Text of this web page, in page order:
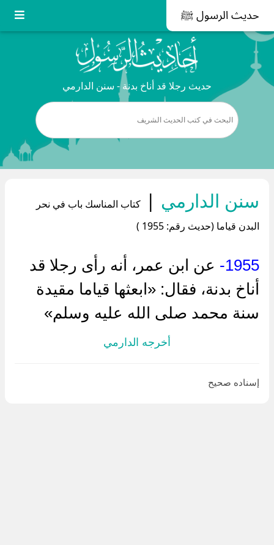
حديث الرسول ﷺ
حديث رجلا قد أناخ بدنة - سنن الدارمي
سنن الدارمي |
كتاب المناسك باب في نحر
البدن قياما (حديث رقم: 1955 )
1955-
عن ابن عمر، أنه رأى رجلا قد
أناخ بدنة، فقال: «ابعثها قياما مقيدة
سنة محمد صلى الله عليه وسلم»
أخرجه الدارمي
إسناده صحيح